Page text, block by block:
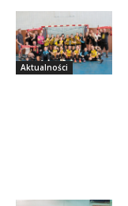
Aktualności